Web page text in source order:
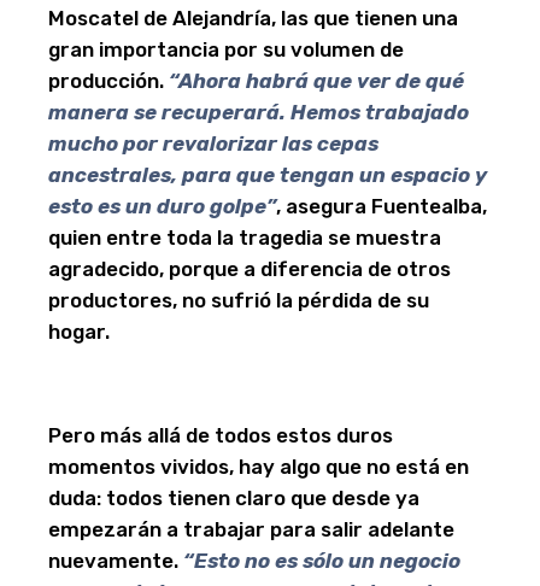
Moscatel de Alejandría, las que tienen una
gran importancia por su volumen de
producción. “Ahora habrá que ver de qué
manera se recuperará. Hemos trabajado
mucho por revalorizar las cepas
ancestrales, para que tengan un espacio y
esto es un duro golpe”, asegura Fuentealba,
quien entre toda la tragedia se muestra
agradecido, porque a diferencia de otros
productores, no sufrió la pérdida de su
hogar.
Pero más allá de todos estos duros
momentos vividos, hay algo que no está en
duda: todos tienen claro que desde ya
empezarán a trabajar para salir adelante
nuevamente. “Esto no es sólo un negocio